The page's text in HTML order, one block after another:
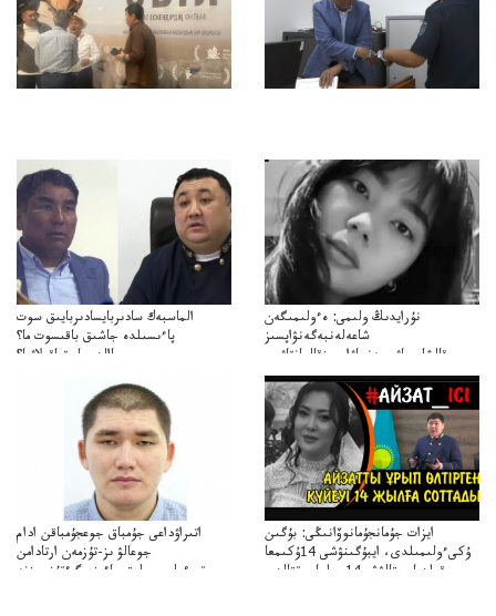
الماسبەك سادىربايسادىربايىق سوت
پاءىسىلدە جاشىق باقىسوت ما؟
پاالدەجابىقباقىلاۋما؟
نۇرايدىڭ ولىمى: ەءولىمىگەن
شاعەلەنبەگەنۋاپسىز
قالشاعىماۋىپمەنجاۋاپسىزقالعانقاۋىپ
اتىراۋداعى جۇمباق جوعجۇمباقن ادام
جوعالۋ ىز-تۇزمەن ارتادامن
وتبءولىمىپوليتسياءىزەرگءتۇزسىزنە
ايزات جۇمانجۇمانوۆانىڭى: بۇگىن
ۇكىءولىمىلدى، ايبۇگىنۋشى 14ۇكىمعا
سووقىلدىايىپتالۋشى14جىلعاسوتتالدى